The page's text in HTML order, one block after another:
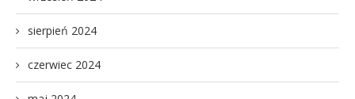
sierpień 2024
czerwiec 2024